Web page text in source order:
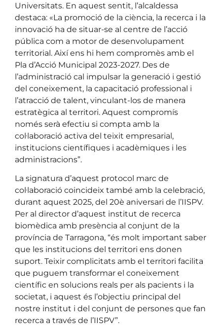
Universitats. En aquest sentit, l’alcaldessa
destaca: «La promoció de la ciència, la recerca i la
innovació ha de situar-se al centre de l’acció
pública com a motor de desenvolupament
territorial. Així ens hi hem compromès amb el
Pla d’Acció Municipal 2023-2027. Des de
l’administració cal impulsar la generació i gestió
del coneixement, la capacitació professional i
l’atracció de talent, vinculant-los de manera
estratègica al territori. Aquest compromís
només serà efectiu si compta amb la
col·laboració activa del teixit empresarial,
institucions científiques i acadèmiques i les
administracions”.
La signatura d’aquest protocol marc de
col·laboració coincideix també amb la celebració,
durant aquest 2025, del 20è aniversari de l’IISPV.
Per al director d’aquest institut de recerca
biomèdica amb presència al conjunt de la
província de Tarragona, “és molt important saber
que les institucions del territori ens donen
suport. Teixir complicitats amb el territori facilita
que puguem transformar el coneixement
científic en solucions reals per als pacients i la
societat, i aquest és l’objectiu principal del
nostre institut i del conjunt de persones que fan
recerca a través de l’IISPV”.